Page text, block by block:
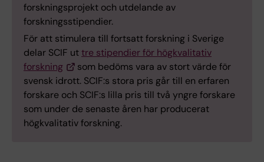
forskningsprojekt och utdelande av
forskningsstipendier.
För att stimulera till fortsatt forskning i Sverige
delar SCIF uttre stipendier för högkvalitativ
forskning
som bedöms vara av stort värde för
svensk idrott. SCIF:s stora pris går till en erfaren
forskare och SCIF:s lilla pris till två yngre forskare
som under de senaste åren har producerat
högkvalitativ forskning.